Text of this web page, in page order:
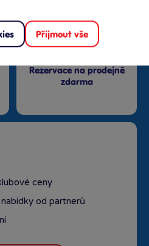
Rezervace na prodejně
zdarma
ceny
od partnerů
Přijmout vše